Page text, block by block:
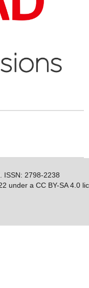
ISSN: 2798-2238
under a CC BY-SA 4.0